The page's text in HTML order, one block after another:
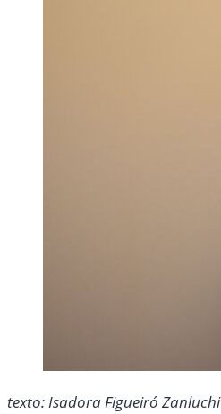
texto: Isadora Figueiró Zanluchi